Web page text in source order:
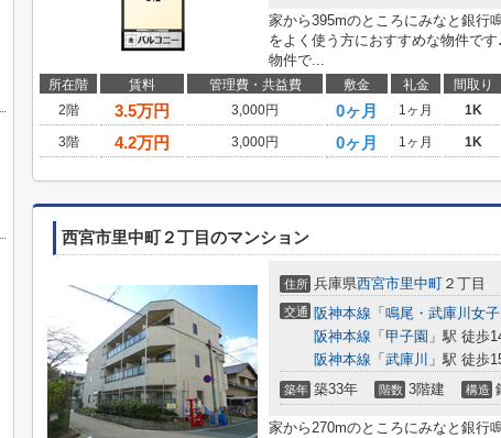
家から395mのところにみなと銀行
をよく使う方におすすめな物件で
物件で...
所在階 賃料 管理費・共益費 敷金 礼金 間取り
2階
3.5万円 3,000円 0ヶ月 1ヶ月 1K
3階
4.2万円 3,000円 0ヶ月 1ヶ月 1K
西宮市里中町２丁目のマンション
住所 兵庫県西宮市里中町 ２丁目
交通 阪神本線 「 鳴尾・武庫川女
阪神本線 「 甲子園 」駅 徒歩
阪神本線 「 武庫川 」駅 徒歩
築年 築33年 階数 3階建 構造
家から270mのところにみなと銀行